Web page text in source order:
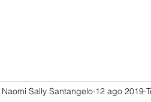
Naomi Sally Santangelo 12 ago 2019